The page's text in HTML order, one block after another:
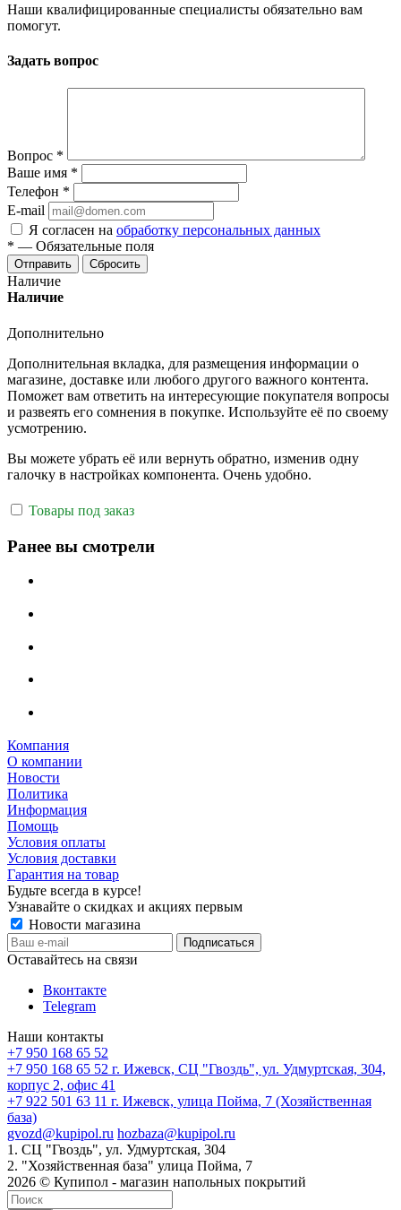
Наши квалифицированные специалисты обязательно вам
помогут.
Задать вопрос
Вопрос *
Ваше имя *
Телефон *
E-mail
Я согласен на обработку персональных данных
* — Обязательные поля
Отправить Сбросить
Наличие
Наличие
Дополнительно
Дополнительная вкладка, для размещения информации о
магазине, доставке или любого другого важного контента.
Поможет вам ответить на интересующие покупателя вопросы
и развеять его сомнения в покупке. Используйте её по своему
усмотрению.
Вы можете убрать её или вернуть обратно, изменив одну
галочку в настройках компонента. Очень удобно.
Товары под заказ
Ранее вы смотрели
Компания
О компании
Новости
Политика
Информация
Помощь
Условия оплаты
Условия доставки
Гарантия на товар
Будьте всегда в курсе!
Узнавайте о скидках и акциях первым
Новости магазина
Оставайтесь на связи
Вконтакте
Telegram
Наши контакты
+7 950 168 65 52
+7 950 168 65 52 г. Ижевск, СЦ "Гвоздь", ул. Удмуртская, 304,
корпус 2, офис 41
+7 922 501 63 11 г. Ижевск, улица Пойма, 7 (Хозяйственная
база)
gvozd@kupipol.ru hozbaza@kupipol.ru
1. СЦ "Гвоздь", ул. Удмуртская, 304
2. "Хозяйственная база" улица Пойма, 7
2026 © Купипол - магазин напольных покрытий